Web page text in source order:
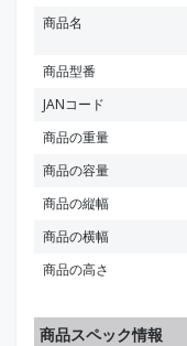
商品名
商品型番
JANコード
商品の重量
商品の容量
商品の縦幅
商品の横幅
商品の高さ
商品スペック情報